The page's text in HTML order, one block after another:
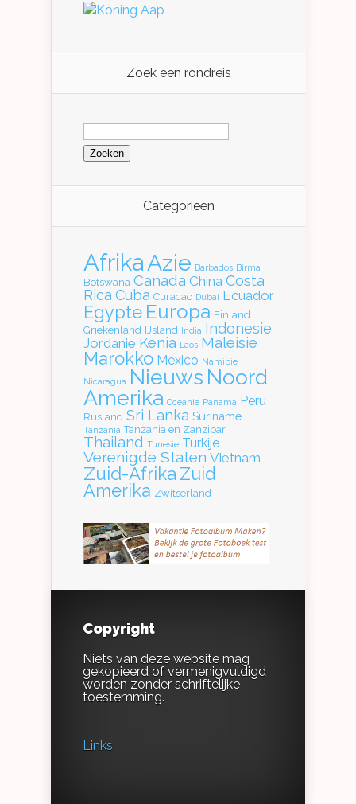
Koning Aap
Zoek een rondreis
Zoeken
naar:
Categorieën
AfrikaAzie Barbados Birma
Botswana Canada China Costa
Rica Cuba Curacao Dubai Ecuador
Egypte Europa Finland
Griekenland IJsland India Indonesie
Jordanie Kenia Laos Maleisie
Marokko Mexico Namibie
Nicaragua Nieuws Noord
Amerika Oceanie Panama Peru
Rusland Sri Lanka Suriname
Tanzania Tanzania en Zanzibar
Thailand Tunesie Turkije
Verenigde Staten Vietnam
Zuid-Afrika Zuid
Amerika Zwitserland
Copyright
Niets van deze website mag
gekopieerd of vermenigvuldigd
worden zonder schriftelijke
toestemming.
Links